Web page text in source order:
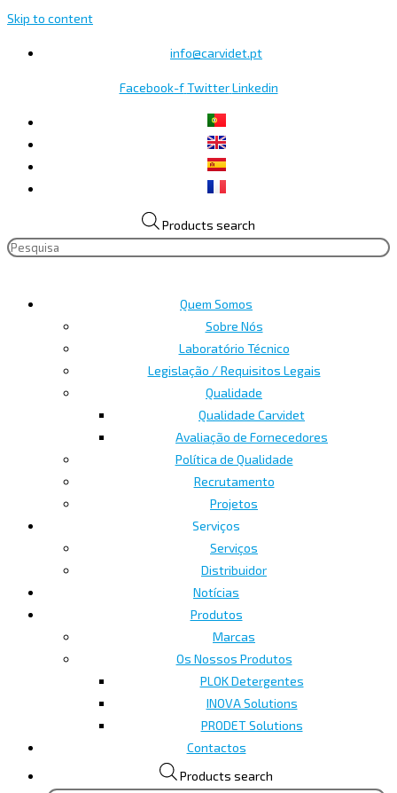
Skip to content
info@carvidet.pt
Facebook-f Twitter Linkedin
Products search
Quem Somos
Sobre Nós
Laboratório Técnico
Legislação / Requisitos Legais
Qualidade
Qualidade Carvidet
Avaliação de Fornecedores
Política de Qualidade
Recrutamento
Projetos
Serviços
Serviços
Distribuidor
Notícias
Produtos
Marcas
Os Nossos Produtos
PLOK Detergentes
INOVA Solutions
PRODET Solutions
Contactos
Products search